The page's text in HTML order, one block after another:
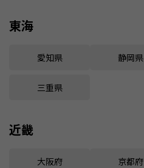
東海
愛知県 静岡県
三重県
近畿
大阪府 京都府